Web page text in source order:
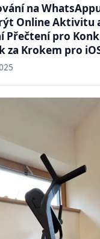
na
Online Aktivitu
Přečtení pro
za Krokem pro